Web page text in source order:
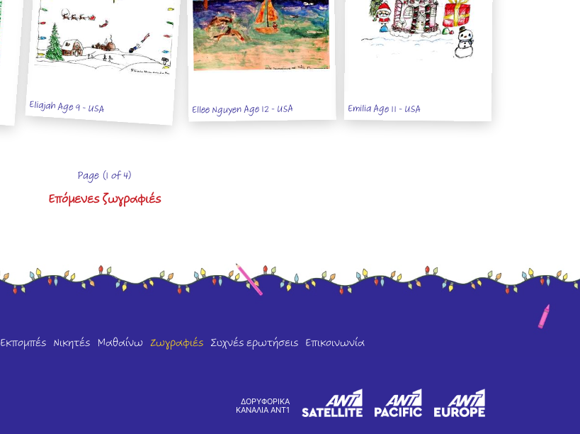
Eliajah Age 9 - USA Ellee Nguyen Age 12 - USA Emilia Age 11 - USA
Page (1 of 4)
Επόμενες ζωγραφιές
Εκπομπές Νικητές Μαθαίνω Ζωγραφιές Συχνές ερωτήσεις Επικοινωνία
ΔΟΡΥΦΟΡΙΚΑ
ΚΑΝΑΛΙΑ ΑΝΤ1